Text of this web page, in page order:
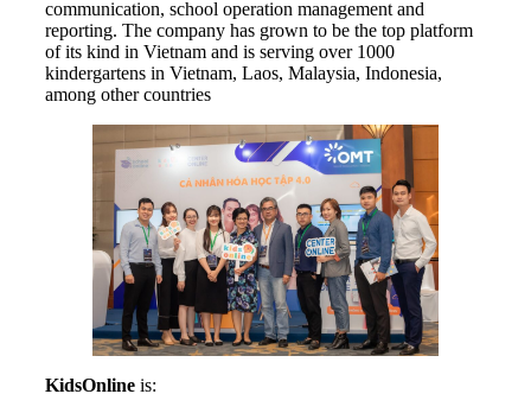
communication, school operation management and
reporting. The company has grown to be the top platform
of its kind in Vietnam and is serving over 1000
kindergartens in Vietnam, Laos, Malaysia, Indonesia,
among other countries
KidsOnline is: